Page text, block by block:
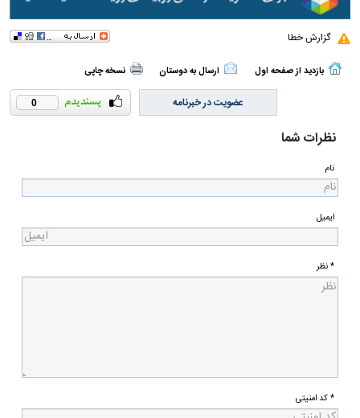
گزارش خطا
بازدید از صفحه اول ارسال به دوستان نسخه چاپی
0 عضویت در خبرنامه
نظرات شما
نام
ایمیل
* نظر
* کد امنیتی